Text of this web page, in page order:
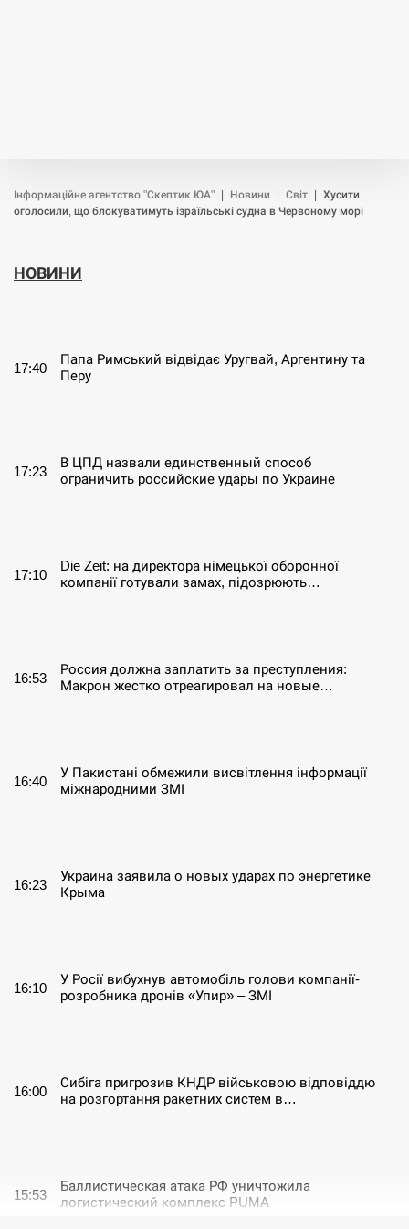
Інформаційне агентство "Скептик ЮА" Новини Світ
Хусити
оголосили, що блокуватимуть ізраїльські судна в Червоному морі
НОВИНИ
17:40
Папа Римський відвідає Уругвай, Аргентину та
Перу
17:23
В ЦПД назвали единственный способ
ограничить российские удары по Украине
17:10
Die Zeit: на директора німецької оборонної
компанії готували замах, підозрюють…
16:53
Россия должна заплатить за преступления:
Макрон жестко отреагировал на новые…
16:40
У Пакистані обмежили висвітлення інформації
міжнародними ЗМІ
16:23
Украина заявила о новых ударах по энергетике
Крыма
16:10
У Росії вибухнув автомобіль голови компанії-
розробника дронів «Упир» – ЗМІ
16:00
Сибіга пригрозив КНДР військовою відповіддю
на розгортання ракетних систем в…
15:53
Баллистическая атака РФ уничтожила
логистический комплекс PUMA